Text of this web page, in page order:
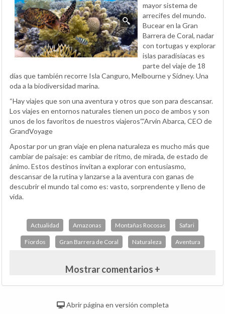
mayor sistema de
arrecifes del mundo.
Bucear en la Gran
Barrera de Coral, nadar
con tortugas y explorar
islas paradisíacas es
parte del viaje de 18
días que también recorre Isla Canguro, Melbourne y Sídney. Una
oda a la biodiversidad marina.
“Hay viajes que son una aventura y otros que son para descansar.
Los viajes en entornos naturales tienen un poco de ambos y son
unos de los favoritos de nuestros viajeros”.”Arvin Abarca, CEO de
GrandVoyage
Apostar por un gran viaje en plena naturaleza es mucho más que
cambiar de paisaje: es cambiar de ritmo, de mirada, de estado de
ánimo. Estos destinos invitan a explorar con entusiasmo,
descansar de la rutina y lanzarse a la aventura con ganas de
descubrir el mundo tal como es: vasto, sorprendente y lleno de
vida.
Actualidad Amazonas Montañas Rocosas Safari
Fiordos Gran Barrera de Coral Naturaleza Aventura
Mostrar comentarios +
Abrir página en versión completa